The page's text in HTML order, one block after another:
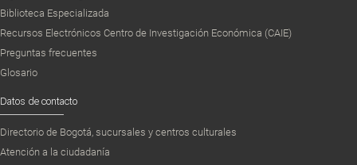
Biblioteca Especializada
Recursos Electrónicos Centro de Investigación Económica (CAIE)
Preguntas frecuentes
Glosario
Datos de contacto
Directorio de Bogotá, sucursales y centros culturales
Atención a la ciudadanía